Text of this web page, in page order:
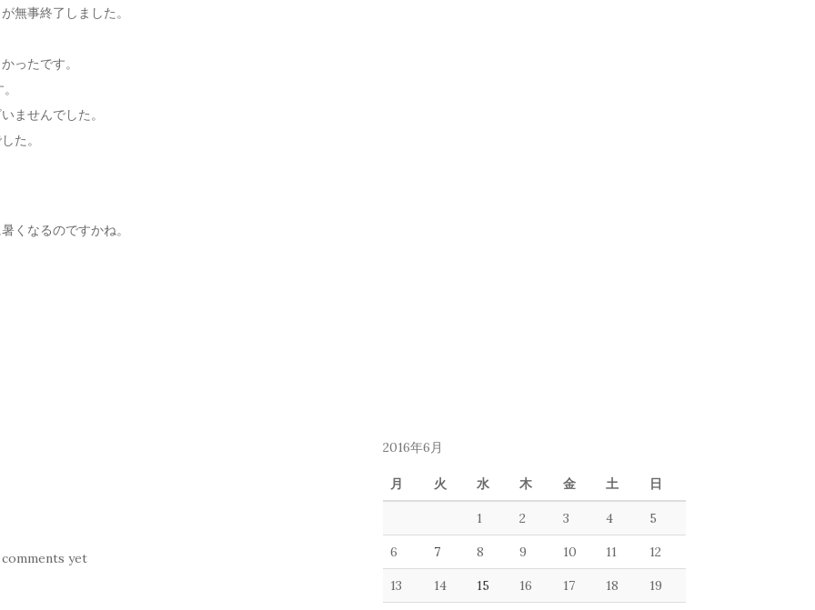
無事終了しました。
ったです。
ませんでした。
た。
くなるのですかね。
yet
2016年6月
月 火 水 木 金 土 日
1 2 3 4 5
6 7 8 9 10 11 12
13 14 15 16 17 18 19